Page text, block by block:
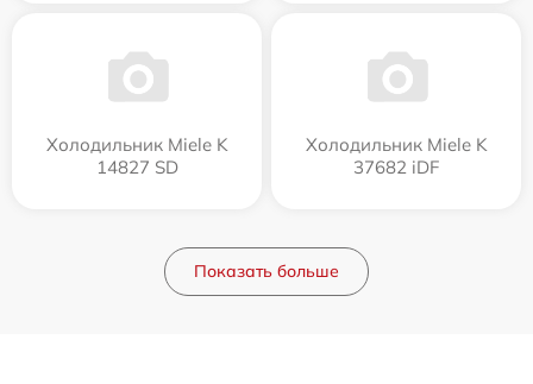
Холодильник Miele K
14827 SD
Холодильник Miele K
37682 iDF
Показать больше